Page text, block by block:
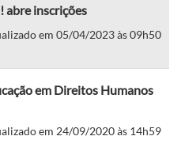
abre inscrições
em 05/04/2023 às 09h50
em Direitos Humanos
em 24/09/2020 às 14h59